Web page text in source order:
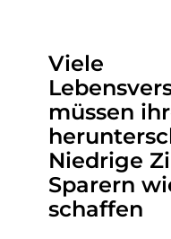
Viele
müssen
Niedrige
Sparern
schaffen